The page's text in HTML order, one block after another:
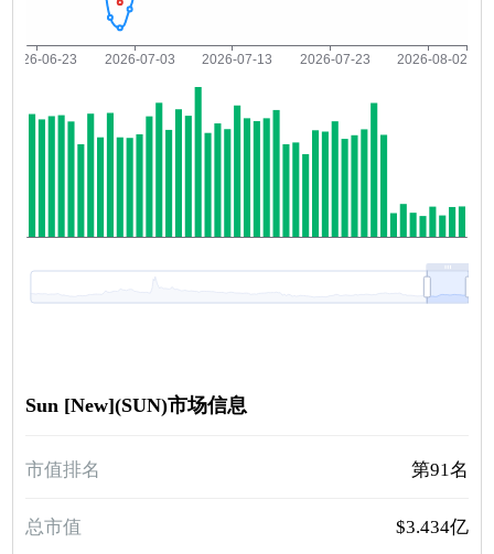
Sun [New](SUN)市场信息
市值排名 第91名
总市值 $3.434亿